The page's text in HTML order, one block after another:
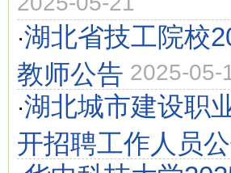
·湖北省技工院校
教师公告 2025-05-
·湖北城市建设职
开招聘工作人员